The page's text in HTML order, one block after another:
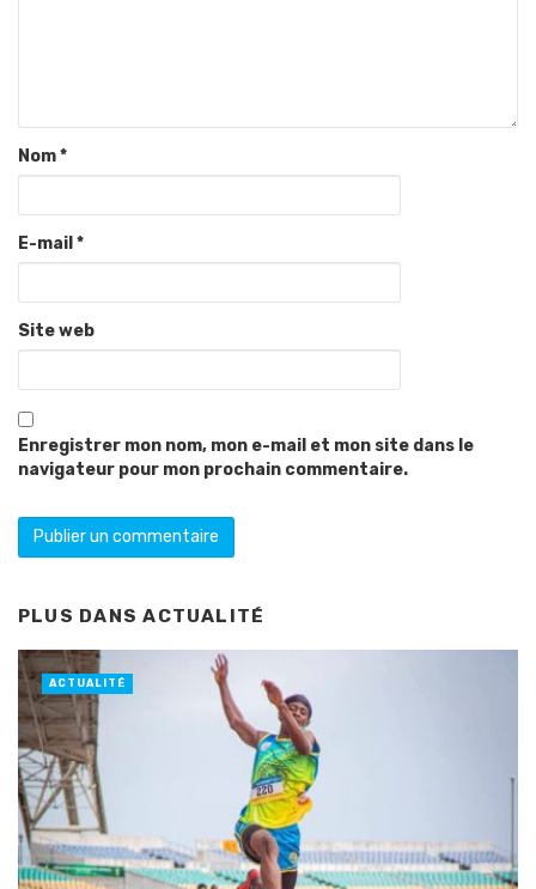
Nom*
E-mail *
Site web
Enregistrer mon nom, mon e-mail et mon site dans le
navigateur pour mon prochain commentaire.
PLUS DANSACTUALITÉ
ACTUALITÉ